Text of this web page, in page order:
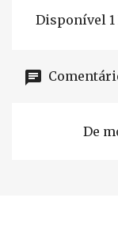
Disponível
De